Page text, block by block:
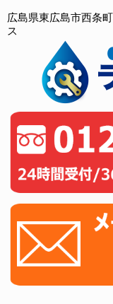
広島県東広島市西条
ス